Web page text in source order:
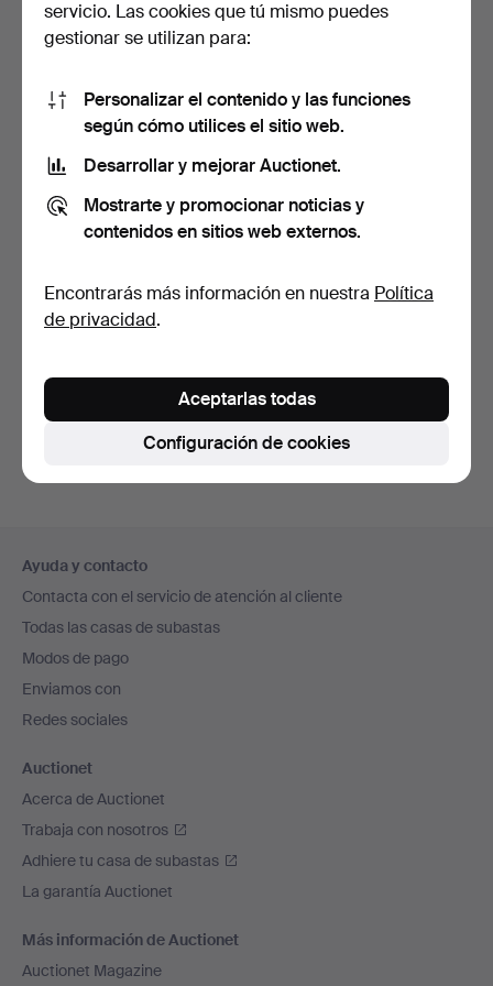
JOHNSTON & MURPHY,
zapato de hombre, "Moc …
106 USD
BOLSOS y MONEDEROS,
15 piezas, piel, siglo…
8 días
106 USD
También puedes buscar ennuestro archivo de
subastas concluidas.
en
el
pie
de
página
Ayuda y contacto
Contacta con el servicio de atención al cliente
Todas las casas de subastas
Modos de pago
Enviamos con
Redes sociales
Auctionet
Acerca de Auctionet
Trabaja con nosotros
Adhiere tu casa de subastas
La garantía Auctionet
Más información de Auctionet
Auctionet Magazine
servicio. Las cookies que tú mismo puedes
gestionar se utilizan para:
Personalizar el contenido y las funciones
según cómo utilices el sitio web.
Desarrollar y mejorar Auctionet.
Mostrarte y promocionar noticias y
contenidos en sitios web externos.
Encontrarás más información en nuestra Política
de privacidad.
Configuración de cookies
Aceptarlas todas